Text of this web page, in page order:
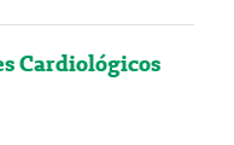
Cardiológicos